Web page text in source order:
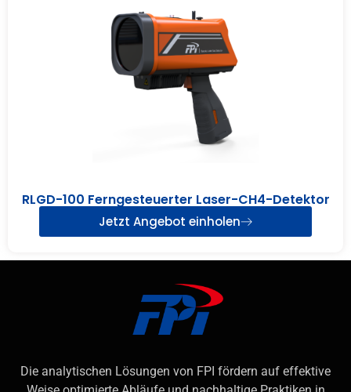
RLGD-100 Ferngesteuerter Laser-CH4-Detektor
Jetzt Angebot einholen
Die analytischen Lösungen von FPI fördern auf effektive